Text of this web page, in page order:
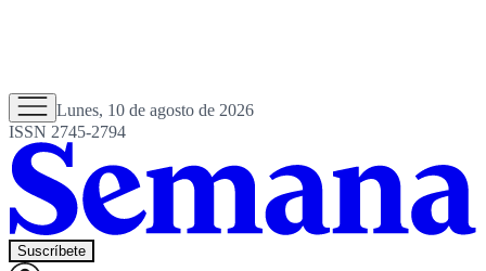
Lunes, 10 de agosto de 2026
ISSN 2745-2794
Suscríbete